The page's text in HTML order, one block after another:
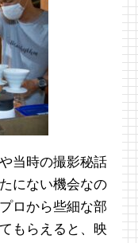
当時の撮影秘話
にない機会なの
ロから些細な部
もらえると、映